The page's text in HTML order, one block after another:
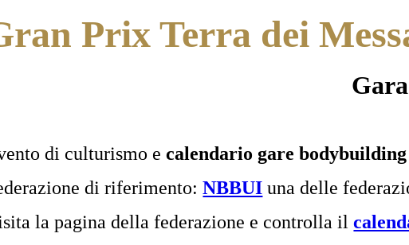
Prix Terra dei
di culturismo ecalendario gare bodybuilding
di riferimento:NBBUI una delle
la pagina della federazione e controlla il